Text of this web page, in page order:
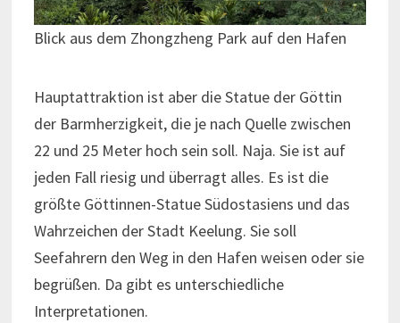
Blick aus dem Zhongzheng Park auf den Hafen
Hauptattraktion ist aber die Statue der Göttin
der Barmherzigkeit, die je nach Quelle zwischen
22 und 25 Meter hoch sein soll. Naja. Sie ist auf
jeden Fall riesig und überragt alles. Es ist die
größte Göttinnen-Statue Südostasiens und das
Wahrzeichen der Stadt Keelung. Sie soll
Seefahrern den Weg in den Hafen weisen oder sie
begrüßen. Da gibt es unterschiedliche
Interpretationen.